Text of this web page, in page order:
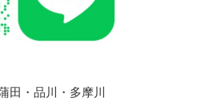
田・品川・多摩川